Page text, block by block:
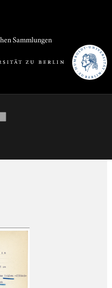
Sammlungen